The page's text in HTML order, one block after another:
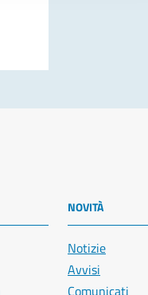
NOVITÀ
Notizie
Avvisi